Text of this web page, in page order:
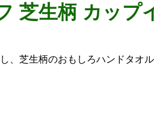
芝生柄 カップ
、芝生柄のおもしろハンドタオル